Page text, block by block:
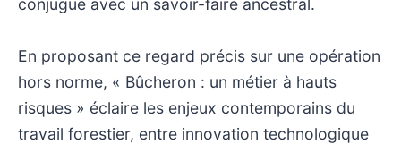
En proposant ce regard précis sur une opération
hors norme, « Bûcheron : un métier à hauts
risques » éclaire les enjeux contemporains du
travail forestier, entre innovation technologique